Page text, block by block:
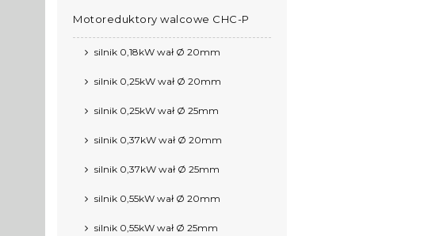
Motoreduktory walcowe CHC-P
silnik 0,18kW wał Ø 20mm
silnik 0,25kW wał Ø 20mm
silnik 0,25kW wał Ø 25mm
silnik 0,37kW wał Ø 20mm
silnik 0,37kW wał Ø 25mm
silnik 0,55kW wał Ø 20mm
silnik 0,55kW wał Ø 25mm